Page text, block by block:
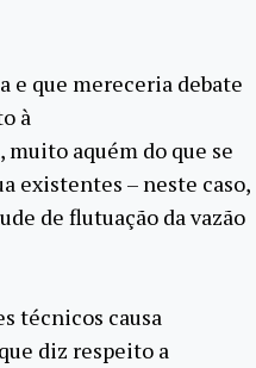
e que mereceria debate
à
aquém do que se
existentes – neste caso,
de flutuação da vazão
técnicos causa
diz respeito a